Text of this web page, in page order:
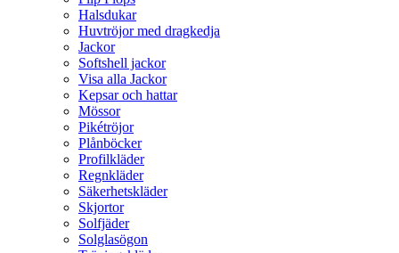
Halsdukar
Huvtröjor med dragkedja
Jackor
Softshell jackor
Visa alla Jackor
Kepsar och hattar
Mössor
Pikétröjor
Plånböcker
Profilkläder
Regnkläder
Säkerhetskläder
Skjortor
Solfjäder
Solglasögon